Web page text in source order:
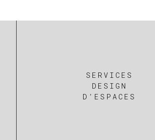
SERVICES
DESIGN
D’ESPACES